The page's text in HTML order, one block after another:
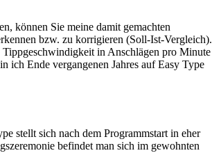
können Sie meine damit gemachten
bzw. zu korrigieren (Soll-Ist-Vergleich).
in Anschlägen pro Minute
ich Ende vergangenen Jahres auf Easy Type
stellt sich nach dem Programmstart in eher
befindet man sich im gewohnten